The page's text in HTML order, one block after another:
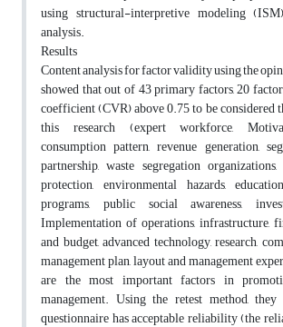
using structural-interpretive modeling
analysis.
Results
Content analysis for factor validity using the
showed that out of 43 primary factors, 20
coefficient (CVR) above 0.75 to be considered
this research (expert workforce,
consumption pattern, revenue generation,
partnership, waste segregation
protection, environmental hazards,
programs, public social awareness,
Implementation of operations, infrastructure,
and budget, advanced technology, research,
management plan, layout and management
are the most important factors in
management. Using the retest method,
questionnaire has acceptable reliability (the